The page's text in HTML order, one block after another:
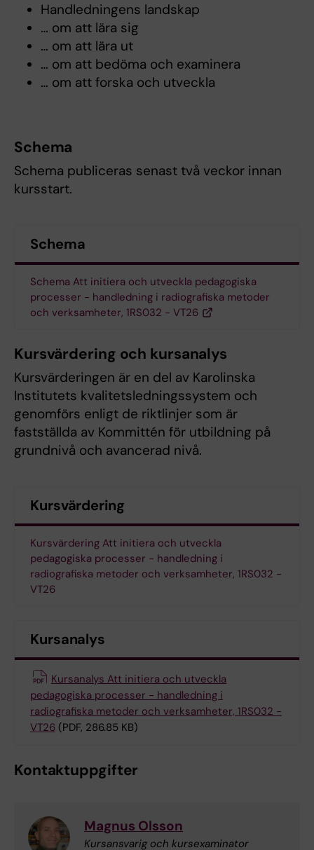
Handledningens landskap
… om att lära sig
… om att lära ut
… om att bedöma och examinera
… om att forska och utveckla
Schema
Schema publiceras senast två veckor innan
kursstart.
Schema
Schema Att initiera och utveckla pedagogiska
processer - handledning i radiografiska metoder
och verksamheter, 1RS032 - VT26
Kursvärdering och kursanalys
Kursvärderingen är en del av Karolinska
Institutets kvalitetsledningssystem och
genomförs enligt de riktlinjer som är
fastställda av Kommittén för utbildning på
grundnivå och avancerad nivå.
Kursvärdering
Kursvärdering Att initiera och utveckla
pedagogiska processer - handledning i
radiografiska metoder och verksamheter, 1RS032 -
VT26
Kursanalys
Kursanalys Att initiera och utveckla
pedagogiska processer - handledning i
radiografiska metoder och verksamheter, 1RS032 -
VT26 (PDF, 286.85 KB)
Kontaktuppgifter
Magnus Olsson
Kursansvarig och kursexaminator